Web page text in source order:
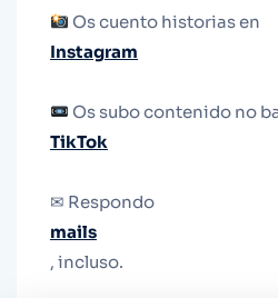
Os cuento historias en
Instagram
Os subo contenido no
TikTok
✉ Respondo
mails
, incluso.